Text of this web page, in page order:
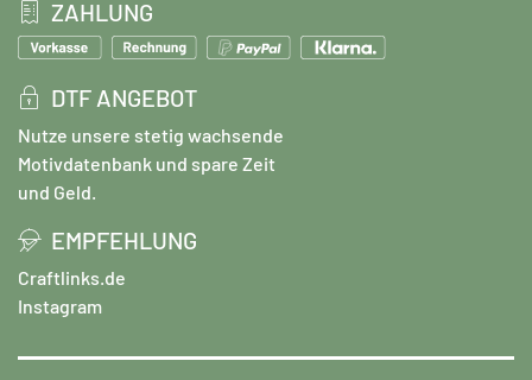
ZAHLUNG
DTF ANGEBOT
Nutze unsere stetig wachsende
Motivdatenbank und spare Zeit
und Geld.
EMPFEHLUNG
Craftlinks.de
Instagram